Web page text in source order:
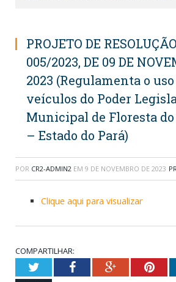
PROJETO DE
005/2023, DE 09 DE
2023 (Regulamenta o uso
veículos do Poder
Municipal de Floresta
– Estado do Pará)
POR CR2-ADMIN2 EM 9 DE NOVEMBRO DE 2023
Clique aqui para visualizar
COMPARTILHAR:
TwitterFacebookGoogle+